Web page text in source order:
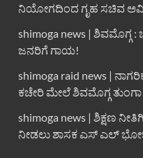
ನಿಯೋಗದಿಂದ ಗೃಹ ಸಚಿವ
shimoga news | ಶಿವಮೊಗ್ಗ
ಜನರಿಗೆ ಗಾಯ!
shimoga raid news |
ಕಚೇರಿ ಮೇಲೆ ಶಿವಮೊಗ್ಗ
shimoga news | ಶಿಕ್ಷಣ
ನೀಡಲು ಶಾಸಕ ಎಸ್ ಎಲ್